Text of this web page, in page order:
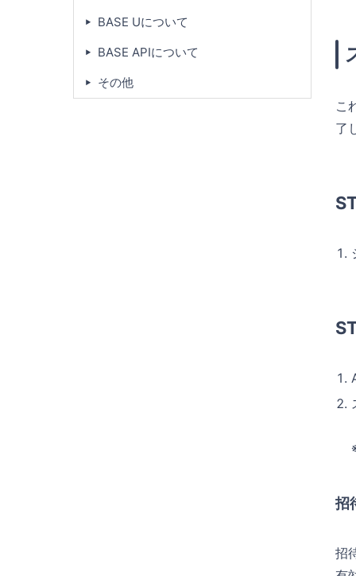
こ
了
招
招
BASE Uについて
BASE APIについて
その他